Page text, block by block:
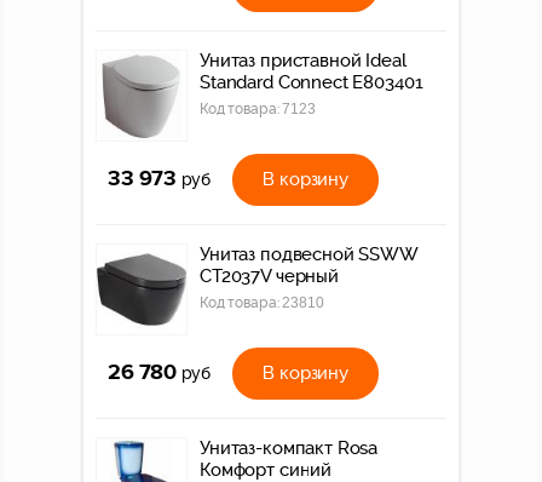
Унитаз приставной Ideal
Standard Connect E803401
Код товара:7123
33 973 руб В корзину
Унитаз подвесной SSWW
CT2037V черный
Код товара: 23810
26 780 руб В корзину
Унитаз-компакт Rosa
Комфорт синий